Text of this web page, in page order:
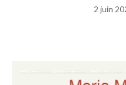
2 juin